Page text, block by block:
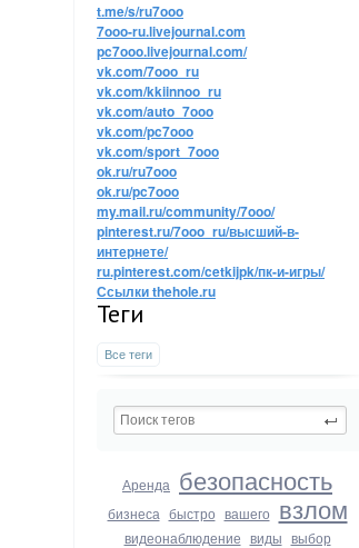
t.me/s/ru7ooo
7ooo-ru.livejournal.com
pc7ooo.livejournal.com/
vk.com/7ooo_ru
vk.com/kkiinnoo_ru
vk.com/auto_7ooo
vk.com/pc7ooo
vk.com/sport_7ooo
ok.ru/ru7ooo
ok.ru/pc7ooo
my.mail.ru/community/7ooo/
pinterest.ru/7ooo_ru/высший-в-
интернете/
ru.pinterest.com/cetkijpk/пк-и-игры/
Ссылки thehole.ru
Теги
Все теги
Аренда безопасность
бизнеса быстро вашего взлом
видеонаблюдение виды выбор